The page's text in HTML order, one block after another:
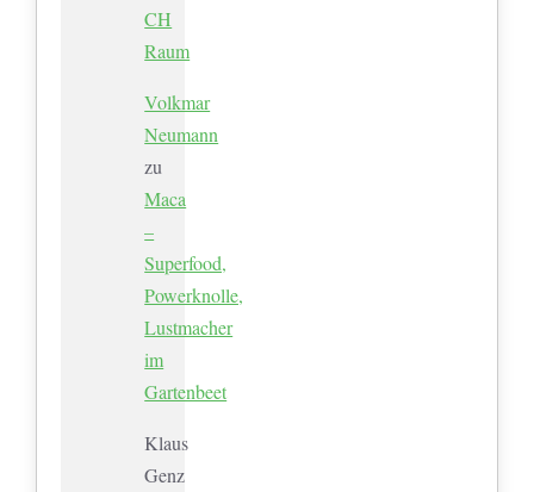
CH
Raum
Volkmar
Neumann
zu
Maca
–
Superfood,
Powerknolle,
Lustmacher
im
Gartenbeet
Klaus
Genz